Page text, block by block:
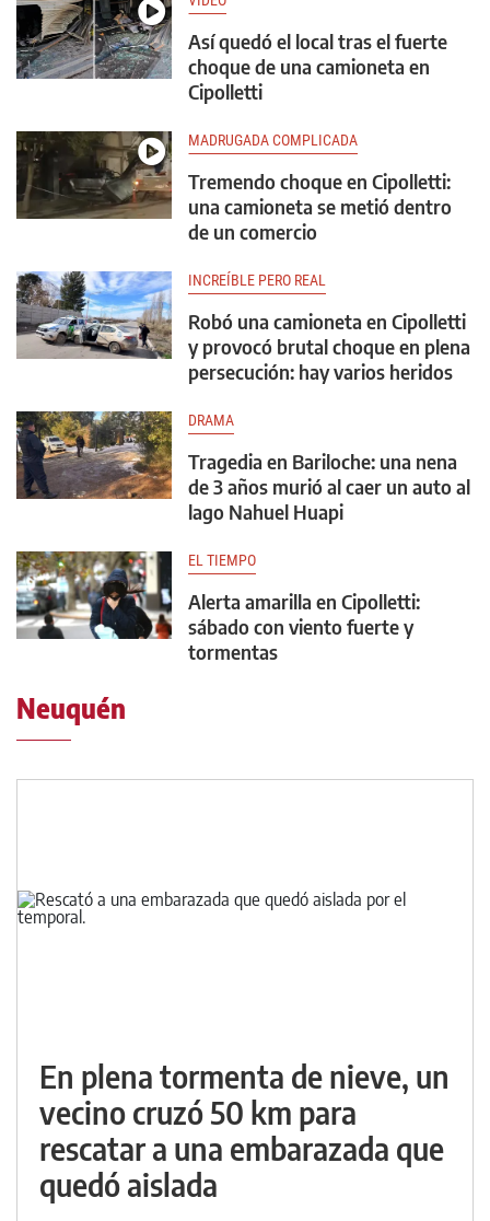
Así quedó el local tras el fuerte
choque de una camioneta en
Cipolletti
MADRUGADA COMPLICADA
Tremendo choque en Cipolletti:
una camioneta se metió dentro
de un comercio
INCREÍBLE PERO REAL
Robó una camioneta en Cipolletti
y provocó brutal choque en plena
persecución: hay varios heridos
DRAMA
Tragedia en Bariloche: una nena
de 3 años murió al caer un auto al
lago Nahuel Huapi
EL TIEMPO
Alerta amarilla en Cipolletti:
sábado con viento fuerte y
tormentas
Neuquén
En plena tormenta de nieve, un
vecino cruzó 50 km para
rescatar a una embarazada que
quedó aislada